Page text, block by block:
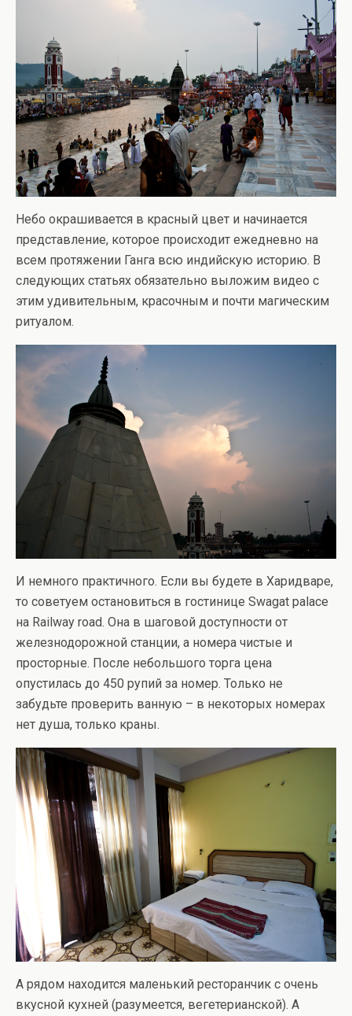
Небо окрашивается в красный цвет и начинается
представление, которое происходит ежедневно на
всем протяжении Ганга всю индийскую историю. В
следующих статьях обязательно выложим видео с
этим удивительным, красочным и почти магическим
ритуалом.
И немного практичного. Если вы будете в Харидваре,
то советуем остановиться в гостинице Swagat palace
на Railway road. Она в шаговой доступности от
железнодорожной станции, а номера чистые и
просторные. После небольшого торга цена
опустилась до 450 рупий за номер. Только не
забудьте проверить ванную – в некоторых номерах
нет душа, только краны.
А рядом находится маленький ресторанчик с очень
вкусной кухней (разумеется, вегетерианской). А